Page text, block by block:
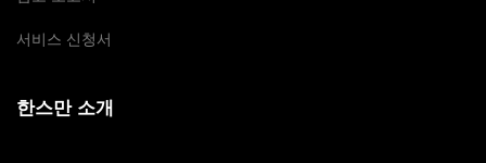
서비스 신청서
한스만 소개